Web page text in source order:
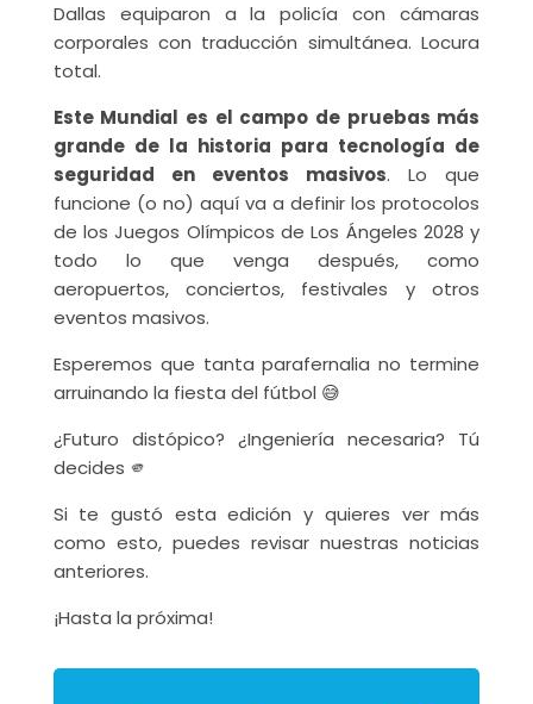
Dallas equiparon a la policía con cámaras
corporales con traducción simultánea. Locura
total.
Este Mundial es el campo de pruebas más
grande de la historia para tecnología de
seguridad en eventos masivos. Lo que
funcione (o no) aquí va a definir los protocolos
de los Juegos Olímpicos de Los Ángeles 2028 y
todo lo que venga después, como
aeropuertos, conciertos, festivales y otros
eventos masivos.
Esperemos que tanta parafernalia no termine
arruinando la fiesta del fútbol 😅
¿Futuro distópico? ¿Ingeniería necesaria? Tú
decides 🫵
Si te gustó esta edición y quieres ver más
como esto, puedes revisar nuestras noticias
anteriores.
¡Hasta la próxima!